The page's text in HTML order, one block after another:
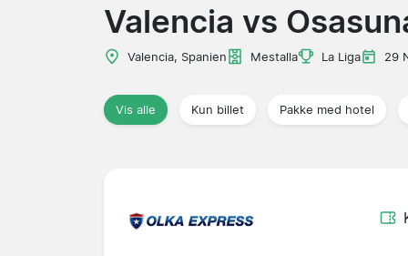
Valencia vs
Valencia, Spanien Mestalla La Liga 29
Vis alle Kun billet Pakke med hotel